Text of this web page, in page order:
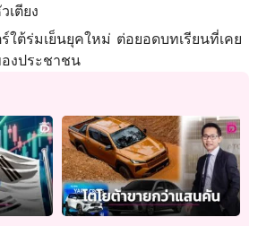
เตียง
ใต้ร่มเย็นยุคใหม่ ต่อยอดบทเรียนที่เคย
องประชาชน